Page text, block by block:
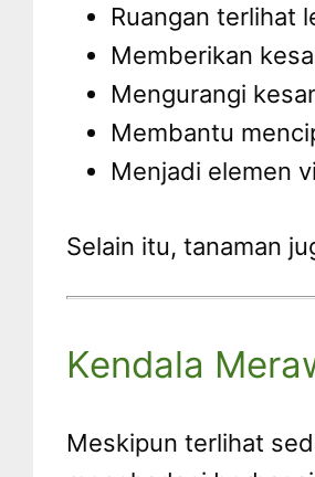
Ruangan terlihat
Memberikan
Mengurangi
Membantu
Menjadi elemen
Selain itu, tanaman
Kendala
Meskipun terlihat